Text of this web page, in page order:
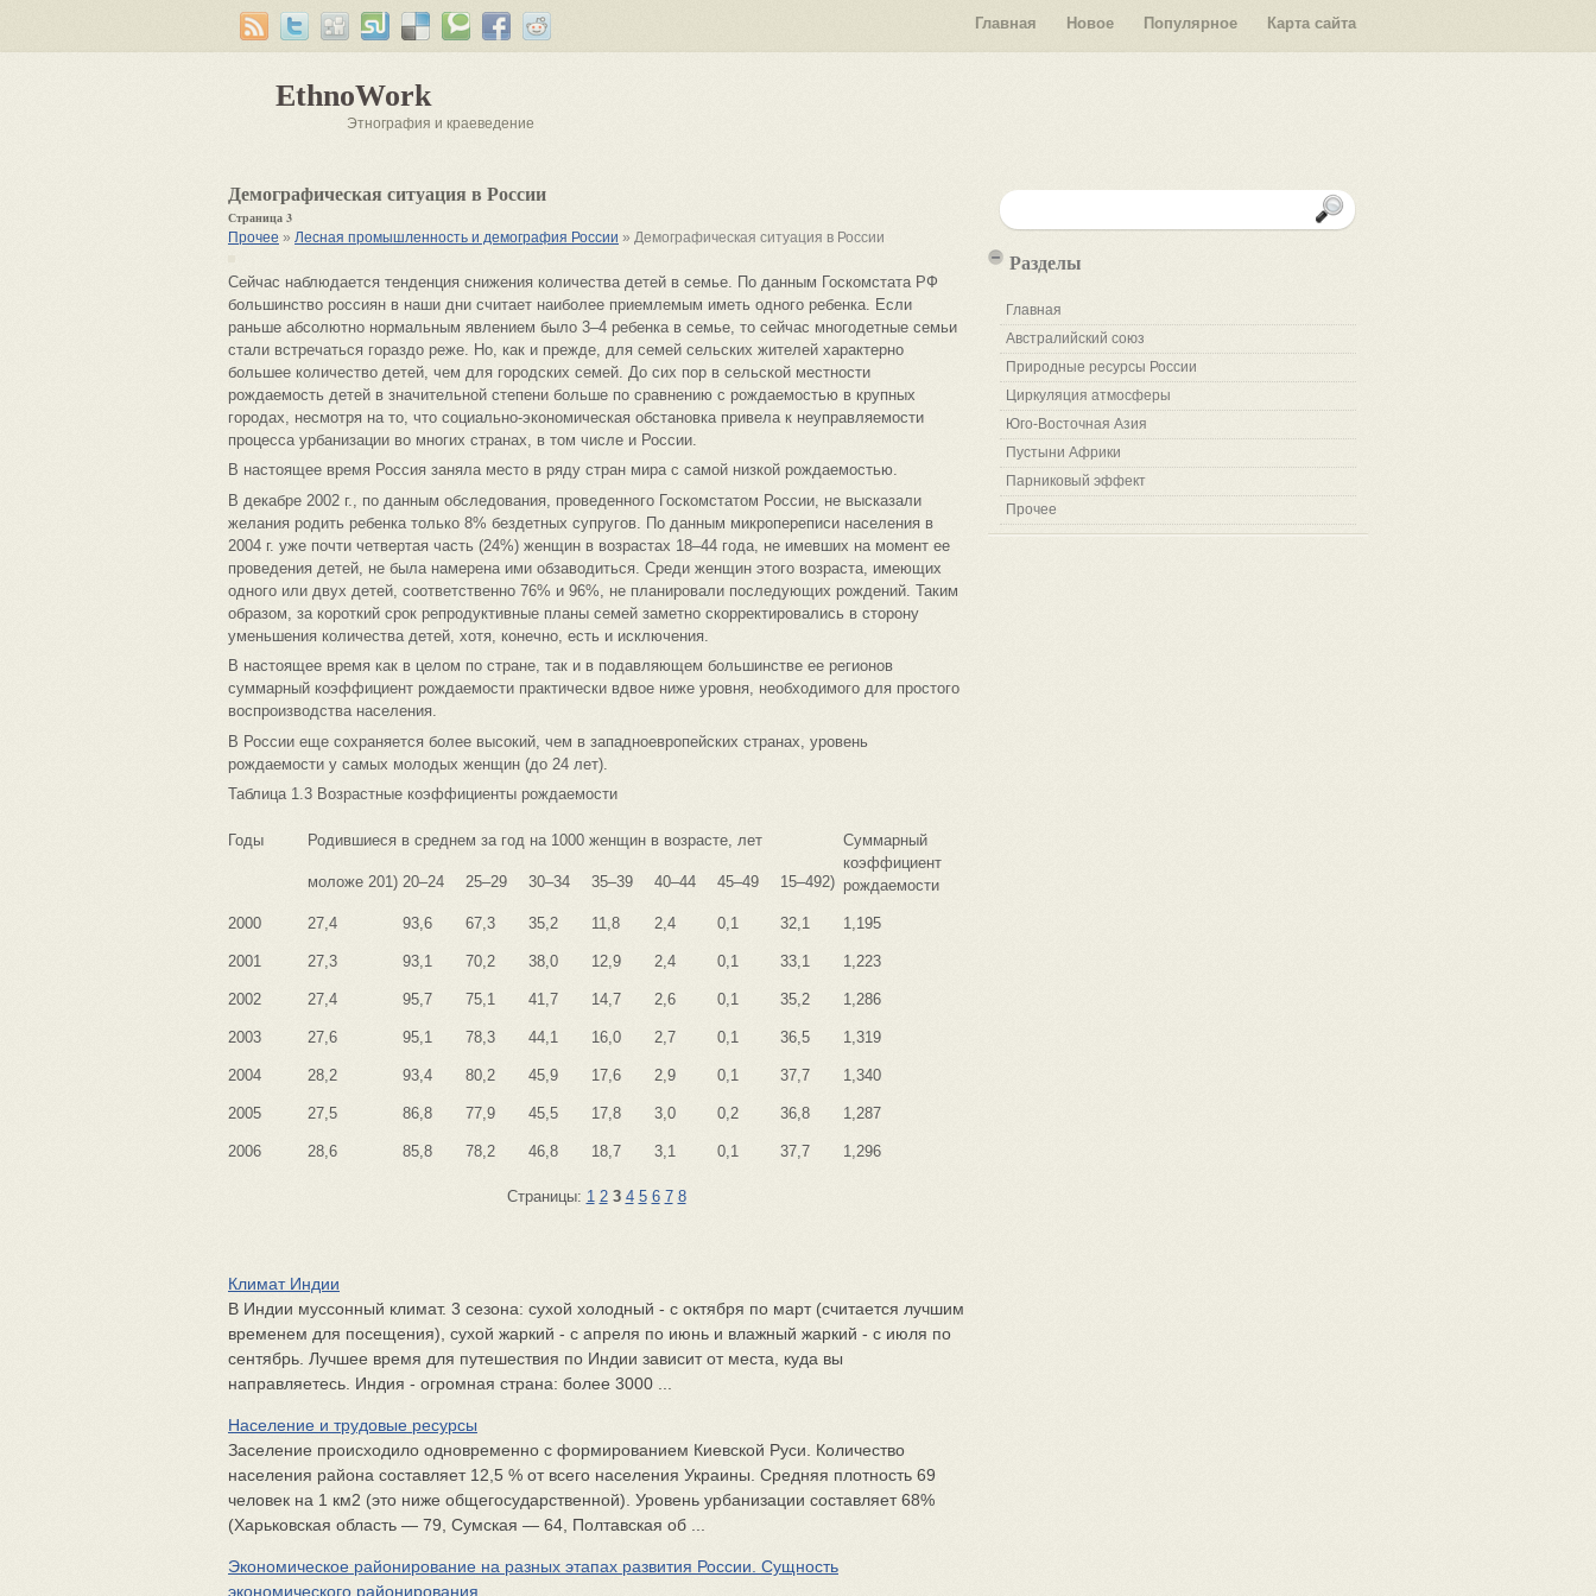
EthnoWork
Этнография и краеведение
Главная Новое Популярное Карта сайта
Демографическая ситуация в России
Страница 3
Прочее » Лесная промышленность и демография России » Демографическая ситуация в России
Сейчас наблюдается тенденция снижения количества детей в семье. По данным Госкомстата РФ
большинство россиян в наши дни считает наиболее приемлемым иметь одного ребенка. Если
раньше абсолютно нормальным явлением было 3–4 ребенка в семье, то сейчас многодетные семьи
стали встречаться гораздо реже. Но, как и прежде, для семей сельских жителей характерно
большее количество детей, чем для городских семей. До сих пор в сельской местности
рождаемость детей в значительной степени больше по сравнению с рождаемостью в крупных
городах, несмотря на то, что социально-экономическая обстановка привела к неуправляемости
процесса урбанизации во многих странах, в том числе и России.
В настоящее время Россия заняла место в ряду стран мира с самой низкой рождаемостью.
В декабре 2002 г., по данным обследования, проведенного Госкомстатом России, не высказали
желания родить ребенка только 8% бездетных супругов. По данным микропереписи населения в
2004 г. уже почти четвертая часть (24%) женщин в возрастах 18–44 года, не имевших на момент ее
проведения детей, не была намерена ими обзаводиться. Среди женщин этого возраста, имеющих
одного или двух детей, соответственно 76% и 96%, не планировали последующих рождений. Таким
образом, за короткий срок репродуктивные планы семей заметно скорректировались в сторону
уменьшения количества детей, хотя, конечно, есть и исключения.
В настоящее время как в целом по стране, так и в подавляющем большинстве ее регионов
суммарный коэффициент рождаемости практически вдвое ниже уровня, необходимого для простого
воспроизводства населения.
В России еще сохраняется более высокий, чем в западноевропейских странах, уровень
рождаемости у самых молодых женщин (до 24 лет).
Таблица 1.3 Возрастные коэффициенты рождаемости
Годы Родившиеся в среднем за год на 1000 женщин в возрасте, лет
Суммарный
коэффициент
рождаемости
моложе 201) 20–24 25–29 30–34 35–39 40–44 45–49 15–492)
2000 27,4 93,6 67,3 35,2 11,8 2,4 0,1 32,1 1,195
2001 27,3 93,1 70,2 38,0 12,9 2,4 0,1 33,1 1,223
2002 27,4 95,7 75,1 41,7 14,7 2,6 0,1 35,2 1,286
2003 27,6 95,1 78,3 44,1 16,0 2,7 0,1 36,5 1,319
2004 28,2 93,4 80,2 45,9 17,6 2,9 0,1 37,7 1,340
2005 27,5 86,8 77,9 45,5 17,8 3,0 0,2 36,8 1,287
2006 28,6 85,8 78,2 46,8 18,7 3,1 0,1 37,7 1,296
Страницы: 1 2 3 4 5 6 7 8
Климат Индии
В Индии муссонный климат. 3 сезона: сухой холодный - с октября по март (считается лучшим
временем для посещения), сухой жаркий - с апреля по июнь и влажный жаркий - с июля по
сентябрь. Лучшее время для путешествия по Индии зависит от места, куда вы
направляетесь. Индия - огромная страна: более 3000 ...
Население и трудовые ресурсы
Заселение происходило одновременно с формированием Киевской Руси. Количество
населения района составляет 12,5 % от всего населения Украины. Средняя плотность 69
человек на 1 км2 (это ниже общегосударственной). Уровень урбанизации составляет 68%
(Харьковская область — 79, Сумская — 64, Полтавская об ...
Экономическое районирование на разных этапах развития России. Сущность
экономического районирования
Разделы
Главная
Австралийский союз
Природные ресурсы России
Циркуляция атмосферы
Юго-Восточная Азия
Пустыни Африки
Парниковый эффект
Прочее